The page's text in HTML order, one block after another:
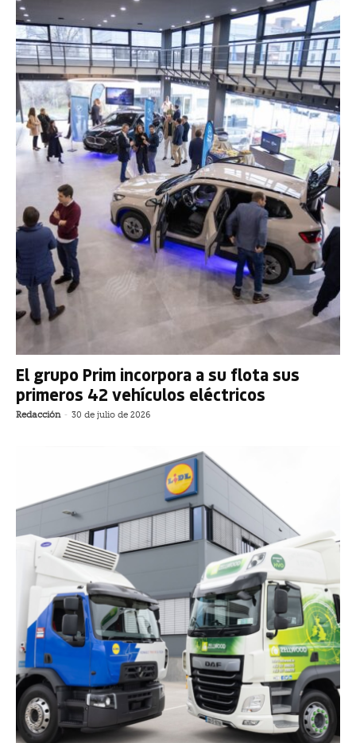
El grupo Prim incorpora a su flota sus
primeros 42 vehículos eléctricos
Redacción - 30 de julio de 2026